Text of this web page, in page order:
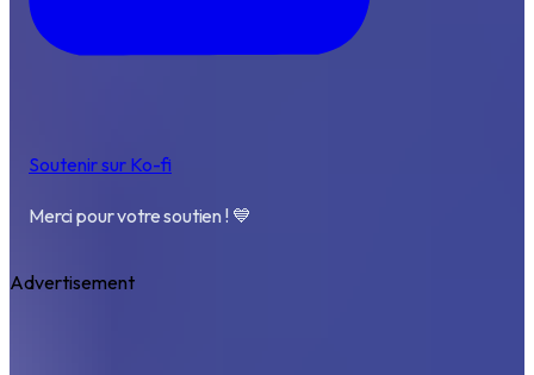
Soutenir sur Ko-fi
Merci pour votre soutien ! 💙
Advertisement